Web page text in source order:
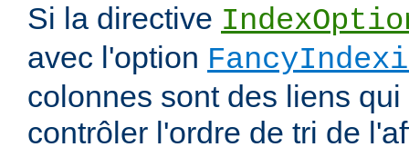
Si la directive
avec l'option
colonnes sont des liens
contrôler l'ordre de tri de